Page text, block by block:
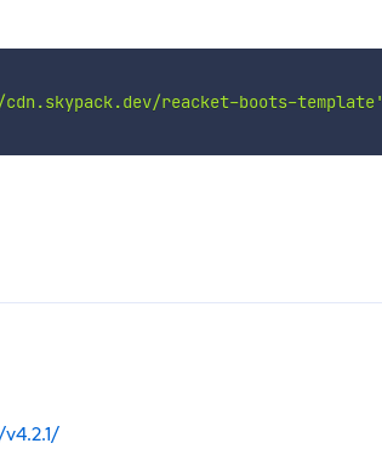
reacket-boots-template'